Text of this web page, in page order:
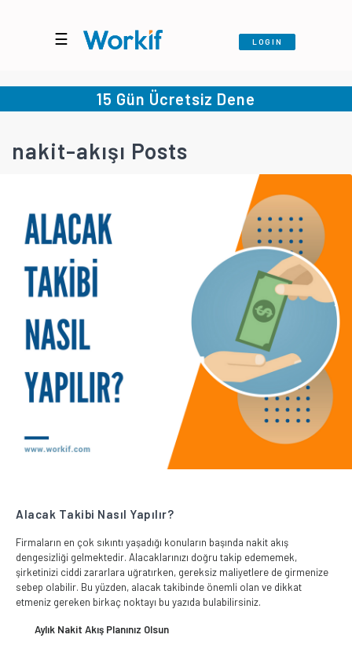
☰ LOGIN
15 Gün Ücretsiz Dene
nakit-akışı Posts
Alacak Takibi Nasıl Yapılır?
Firmaların en çok sıkıntı yaşadığı konuların başında nakit akış
dengesizliği gelmektedir. Alacaklarınızı doğru takip edememek,
şirketinizi ciddi zararlara uğratırken, gereksiz maliyetlere de girmenize
sebep olabilir. Bu yüzden, alacak takibinde önemli olan ve dikkat
etmeniz gereken birkaç noktayı bu yazıda bulabilirsiniz.
Aylık Nakit Akış Planınız Olsun